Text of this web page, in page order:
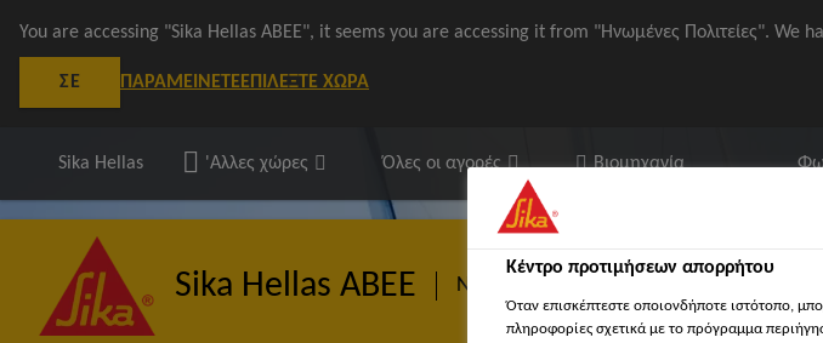
You are accessing "Sika Hellas ΑΒΕΕ", it seems you are accessing it from "Ηνωμένες Πολιτείες". We
ΣΕ ΠΑΡΑΜΕΊΝΕΤΕΕΠΙΛΈΞΤΕ ΧΏΡΑ
Sika Hellas 'Αλλες χώρες Όλες οι αγορές Βιομηχανία
Sika Hellas ΑΒΕΕ Ναυτιλία
Κέντρο προτιμήσεων απορρήτου
Όταν επισκέπτεστε οποιονδήποτε ιστότοπο,
πληροφορίες σχετικά με το πρόγραμμα